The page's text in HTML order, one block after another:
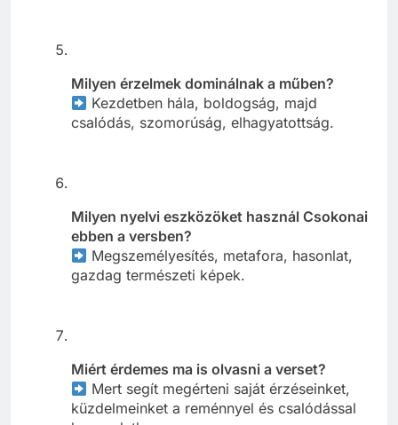
Milyen érzelmek dominálnak a műben?
Kezdetben hála, boldogság, majd
csalódás, szomorúság, elhagyatottság.
Milyen nyelvi eszközöket használ Csokonai
ebben a versben?
Megszemélyesítés, metafora, hasonlat,
gazdag természeti képek.
Miért érdemes ma is olvasni a verset?
Mert segít megérteni saját érzéseinket,
küzdelmeinket a reménnyel és csalódással